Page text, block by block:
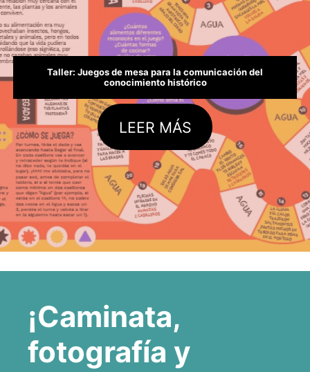
Taller: Juegos de mesa para la comunicación del
conocimiento histórico
LEER MÁS
¡Caminata,
fotografía y